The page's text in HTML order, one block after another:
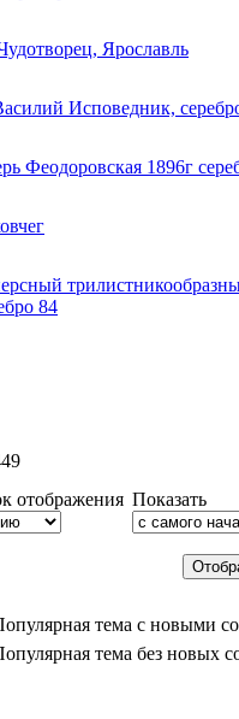
Ярославль
Исповедник,
Феодоровская 1896г
84
отображения Показать
тема с новыми
тема без новых